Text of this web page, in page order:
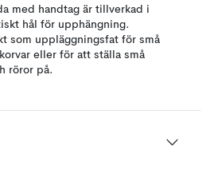
med handtag är tillverkad i
hål för upphängning.
som uppläggningsfat för små
eller för att ställa små
röror på.